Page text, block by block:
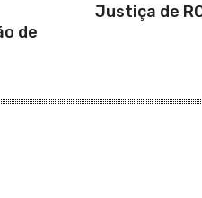
de
Justiça de